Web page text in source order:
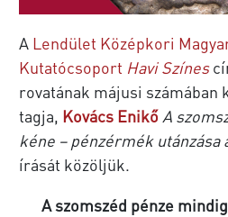
A Lendület Középkori
Kutatócsoport Havi Színes
rovatának májusi
tagja, Kovács Enikő A
kéne – pénzérmék utánzása
írását közöljük.
A szomszéd pénze